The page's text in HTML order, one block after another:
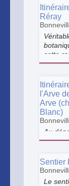
Réray
cette
l'Arve
Arve
Blanc)
Au
longe
d'une
Sentier
Le